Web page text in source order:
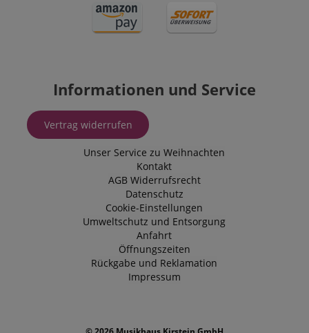
Informationen und Service
Vertrag widerrufen
Unser Service zu Weihnachten
Kontakt
AGB Widerrufsrecht
Datenschutz
Cookie-Einstellungen
Umweltschutz und Entsorgung
Anfahrt
Öffnungszeiten
Rückgabe und Reklamation
Impressum